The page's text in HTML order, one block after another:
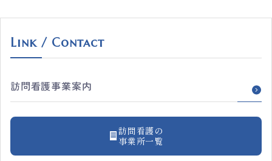
Link / Contact
訪問看護事業案内
訪問看護の
事業所一覧